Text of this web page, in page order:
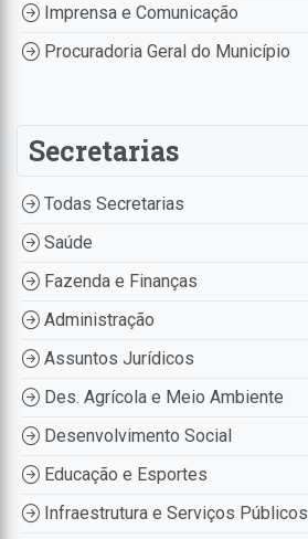
Imprensa e Comunicação
Procuradoria Geral do Município
Secretarias
Todas Secretarias
Saúde
Fazenda e Finanças
Administração
Assuntos Jurídicos
Des. Agrícola e Meio Ambiente
Desenvolvimento Social
Educação e Esportes
Infraestrutura e Serviços Públicos